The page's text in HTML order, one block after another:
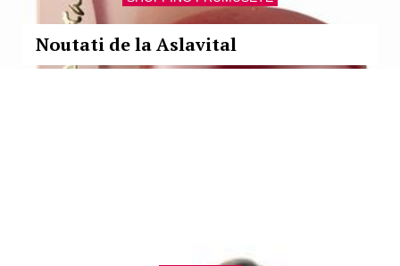
Noutati de la Aslavital